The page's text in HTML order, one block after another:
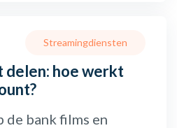
delen: hoe werkt
Streamingdiensten
de bank films en